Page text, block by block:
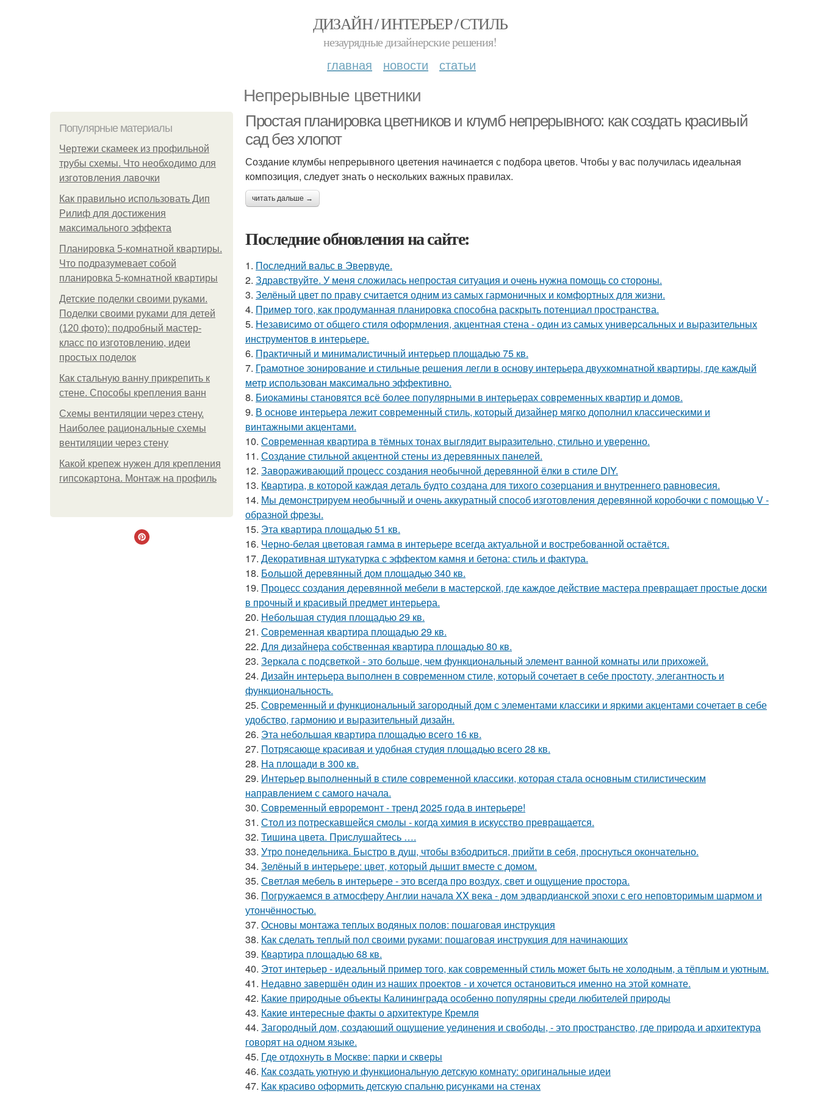
ДИЗАЙН / ИНТЕРЬЕР / СТИЛЬ
незаурядные дизайнерские решения!
главная новости статьи
Непрерывные цветники
Популярные материалы
Чертежи скамеек из профильной
трубы схемы. Что необходимо для
изготовления лавочки
Как правильно использовать Дип
Рилиф для достижения
максимального эффекта
Планировка 5-комнатной квартиры.
Что подразумевает собой
планировка 5-комнатной квартиры
Детские поделки своими руками.
Поделки своими руками для детей
(120 фото): подробный мастер-
класс по изготовлению, идеи
простых поделок
Как стальную ванну прикрепить к
стене. Способы крепления ванн
Схемы вентиляции через стену.
Наиболее рациональные схемы
вентиляции через стену
Какой крепеж нужен для крепления
гипсокартона. Монтаж на профиль
Простая планировка цветников и клумб непрерывного: как создать красивый
сад без хлопот
Создание клумбы непрерывного цветения начинается с подбора цветов. Чтобы у вас получилась идеальная
композиция, следует знать о нескольких важных правилах.
читать дальше →
Последние обновления на сайте:
1. Последний вальс в Эвервуде.
2. Здравствуйте. У меня сложилась непростая ситуация и очень нужна помощь со стороны.
3. Зелёный цвет по праву считается одним из самых гармоничных и комфортных для жизни.
4. Пример того, как продуманная планировка способна раскрыть потенциал пространства.
5. Независимо от общего стиля оформления, акцентная стена - один из самых универсальных и выразительных
инструментов в интерьере.
6. Практичный и минималистичный интерьер площадью 75 кв.
7. Грамотное зонирование и стильные решения легли в основу интерьера двухкомнатной квартиры, где каждый
метр использован максимально эффективно.
8. Биокамины становятся всё более популярными в интерьерах современных квартир и домов.
9. В основе интерьера лежит современный стиль, который дизайнер мягко дополнил классическими и
винтажными акцентами.
10. Современная квартира в тёмных тонах выглядит выразительно, стильно и уверенно.
11. Создание стильной акцентной стены из деревянных панелей.
12. Завораживающий процесс создания необычной деревянной ёлки в стиле DIY.
13. Квартира, в которой каждая деталь будто создана для тихого созерцания и внутреннего равновесия.
14. Мы демонстрируем необычный и очень аккуратный способ изготовления деревянной коробочки с помощью V -
образной фрезы.
15. Эта квартира площадью 51 кв.
16. Черно-белая цветовая гамма в интерьере всегда актуальной и востребованной остаётся.
17. Декоративная штукатурка с эффектом камня и бетона: стиль и фактура.
18. Большой деревянный дом площадью 340 кв.
19. Процесс создания деревянной мебели в мастерской, где каждое действие мастера превращает простые доски
в прочный и красивый предмет интерьера.
20. Небольшая студия площадью 29 кв.
21. Современная квартира площадью 29 кв.
22. Для дизайнера собственная квартира площадью 80 кв.
23. Зеркала с подсветкой - это больше, чем функциональный элемент ванной комнаты или прихожей.
24. Дизайн интерьера выполнен в современном стиле, который сочетает в себе простоту, элегантность и
функциональность.
25. Современный и функциональный загородный дом с элементами классики и яркими акцентами сочетает в себе
удобство, гармонию и выразительный дизайн.
26. Эта небольшая квартира площадью всего 16 кв.
27. Потрясающе красивая и удобная студия площадью всего 28 кв.
28. На площади в 300 кв.
29. Интерьер выполненный в стиле современной классики, которая стала основным стилистическим
направлением с самого начала.
30. Современный евроремонт - тренд 2025 года в интерьере!
31. Стол из потрескавшейся смолы - когда химия в искусство превращается.
32. Тишина цвета. Прислушайтесь ….
33. Утро понедельника. Быстро в душ, чтобы взбодриться, прийти в себя, проснуться окончательно.
34. Зелёный в интерьере: цвет, который дышит вместе с домом.
35. Светлая мебель в интерьере - это всегда про воздух, свет и ощущение простора.
36. Погружаемся в атмосферу Англии начала XX века - дом эдвардианской эпохи с его неповторимым шармом и
утончённостью.
37. Основы монтажа теплых водяных полов: пошаговая инструкция
38. Как сделать теплый пол своими руками: пошаговая инструкция для начинающих
39. Квартира площадью 68 кв.
40. Этот интерьер - идеальный пример того, как современный стиль может быть не холодным, а тёплым и уютным.
41. Недавно завершён один из наших проектов - и хочется остановиться именно на этой комнате.
42. Какие природные объекты Калининграда особенно популярны среди любителей природы
43. Какие интересные факты о архитектуре Кремля
44. Загородный дом, создающий ощущение уединения и свободы, - это пространство, где природа и архитектура
говорят на одном языке.
45. Где отдохнуть в Москве: парки и скверы
46. Как создать уютную и функциональную детскую комнату: оригинальные идеи
47. Как красиво оформить детскую спальню рисунками на стенах